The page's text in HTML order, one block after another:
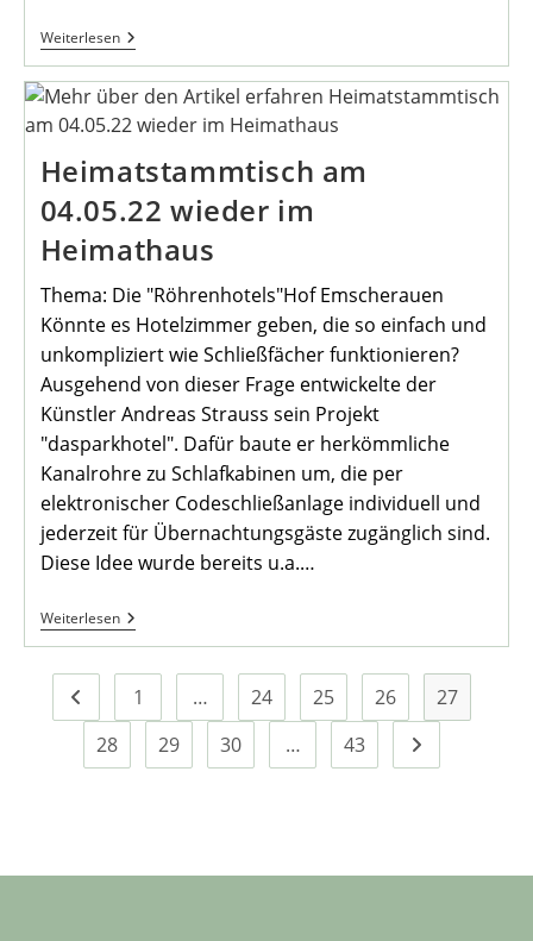
WeiterlesenStart
Der
Monatsradtouren
2022
Heimatstammtisch am
04.05.22 wieder im
Heimathaus
Thema: Die "Röhrenhotels"Hof Emscherauen
Könnte es Hotelzimmer geben, die so einfach und
unkompliziert wie Schließfächer funktionieren?
Ausgehend von dieser Frage entwickelte der
Künstler Andreas Strauss sein Projekt
"dasparkhotel". Dafür baute er herkömmliche
Kanalrohre zu Schlafkabinen um, die per
elektronischer Codeschließanlage individuell und
jederzeit für Übernachtungsgäste zugänglich sind.
Diese Idee wurde bereits u.a.…
WeiterlesenHeimatstammtisch
Am
Wieder
Im
Zur vorherigen Seite
1 … 24 25 26
27
28
29 30 … 43 Zur nächsten